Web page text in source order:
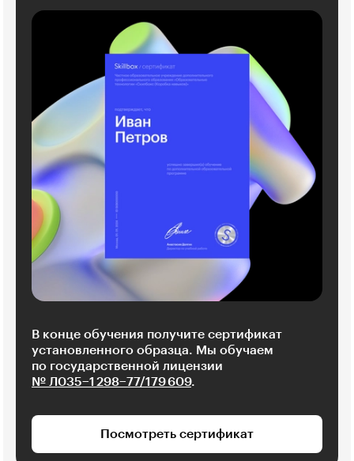
В конце обучения получите сертификат
установленного образца. Мы обучаем
по государственной лицензии
№ Л035−1 298−77/179 609.
Посмотреть сертификат